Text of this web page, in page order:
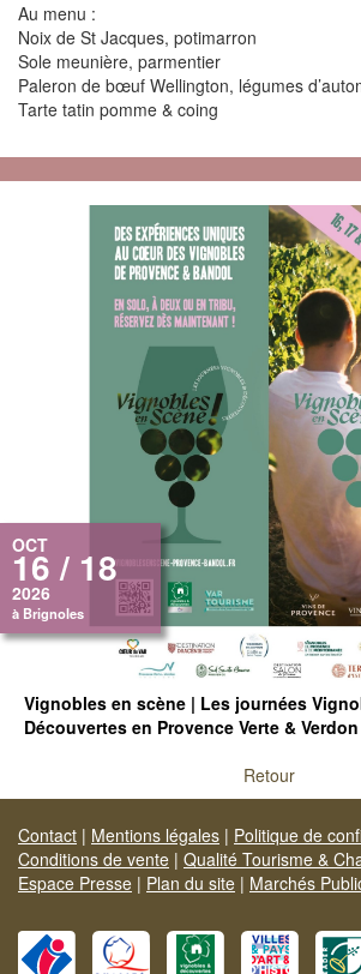
Au menu :
Noix de St Jacques, potimarron
Sole meunière, parmentier
Paleron de bœuf Wellington, légumes
Tarte tatin pomme & coing
OCT
16 / 18
2026
à Brignoles
Vignobles en scène | Les journées
Découvertes en Provence Verte & Verdon
Retour
Contact | Mentions légales | Politique de
Conditions de vente | Qualité Tourisme &
Espace Presse | Plan du site | Marchés